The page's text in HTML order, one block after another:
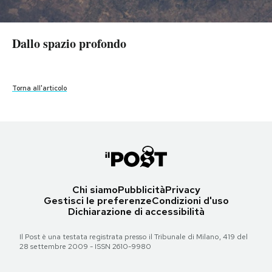
PODCAST
CALENDARIO
Area Personale
Dallo spazio profondo
Torna all'articolo
Torna all'articolo
Dallo spazio profondo
Torna all'articolo
Dallo spazio profondo
Torna all'articolo
Dallo spazio profondo
Torna all'articolo
Dallo spazio profondo
Torna all'articolo
Dallo spazio profondo
Torna all'articolo
Dallo spazio profondo
Torna all'articolo
Torna all'articolo
Chi siamoPubblicitàPrivacy
Gestisci le preferenzeCondizioni d'uso
Dichiarazione di accessibilità
Il Post è una testata registrata presso il Tribunale di Milano, 419 del
28 settembre 2009 - ISSN 2610-9980